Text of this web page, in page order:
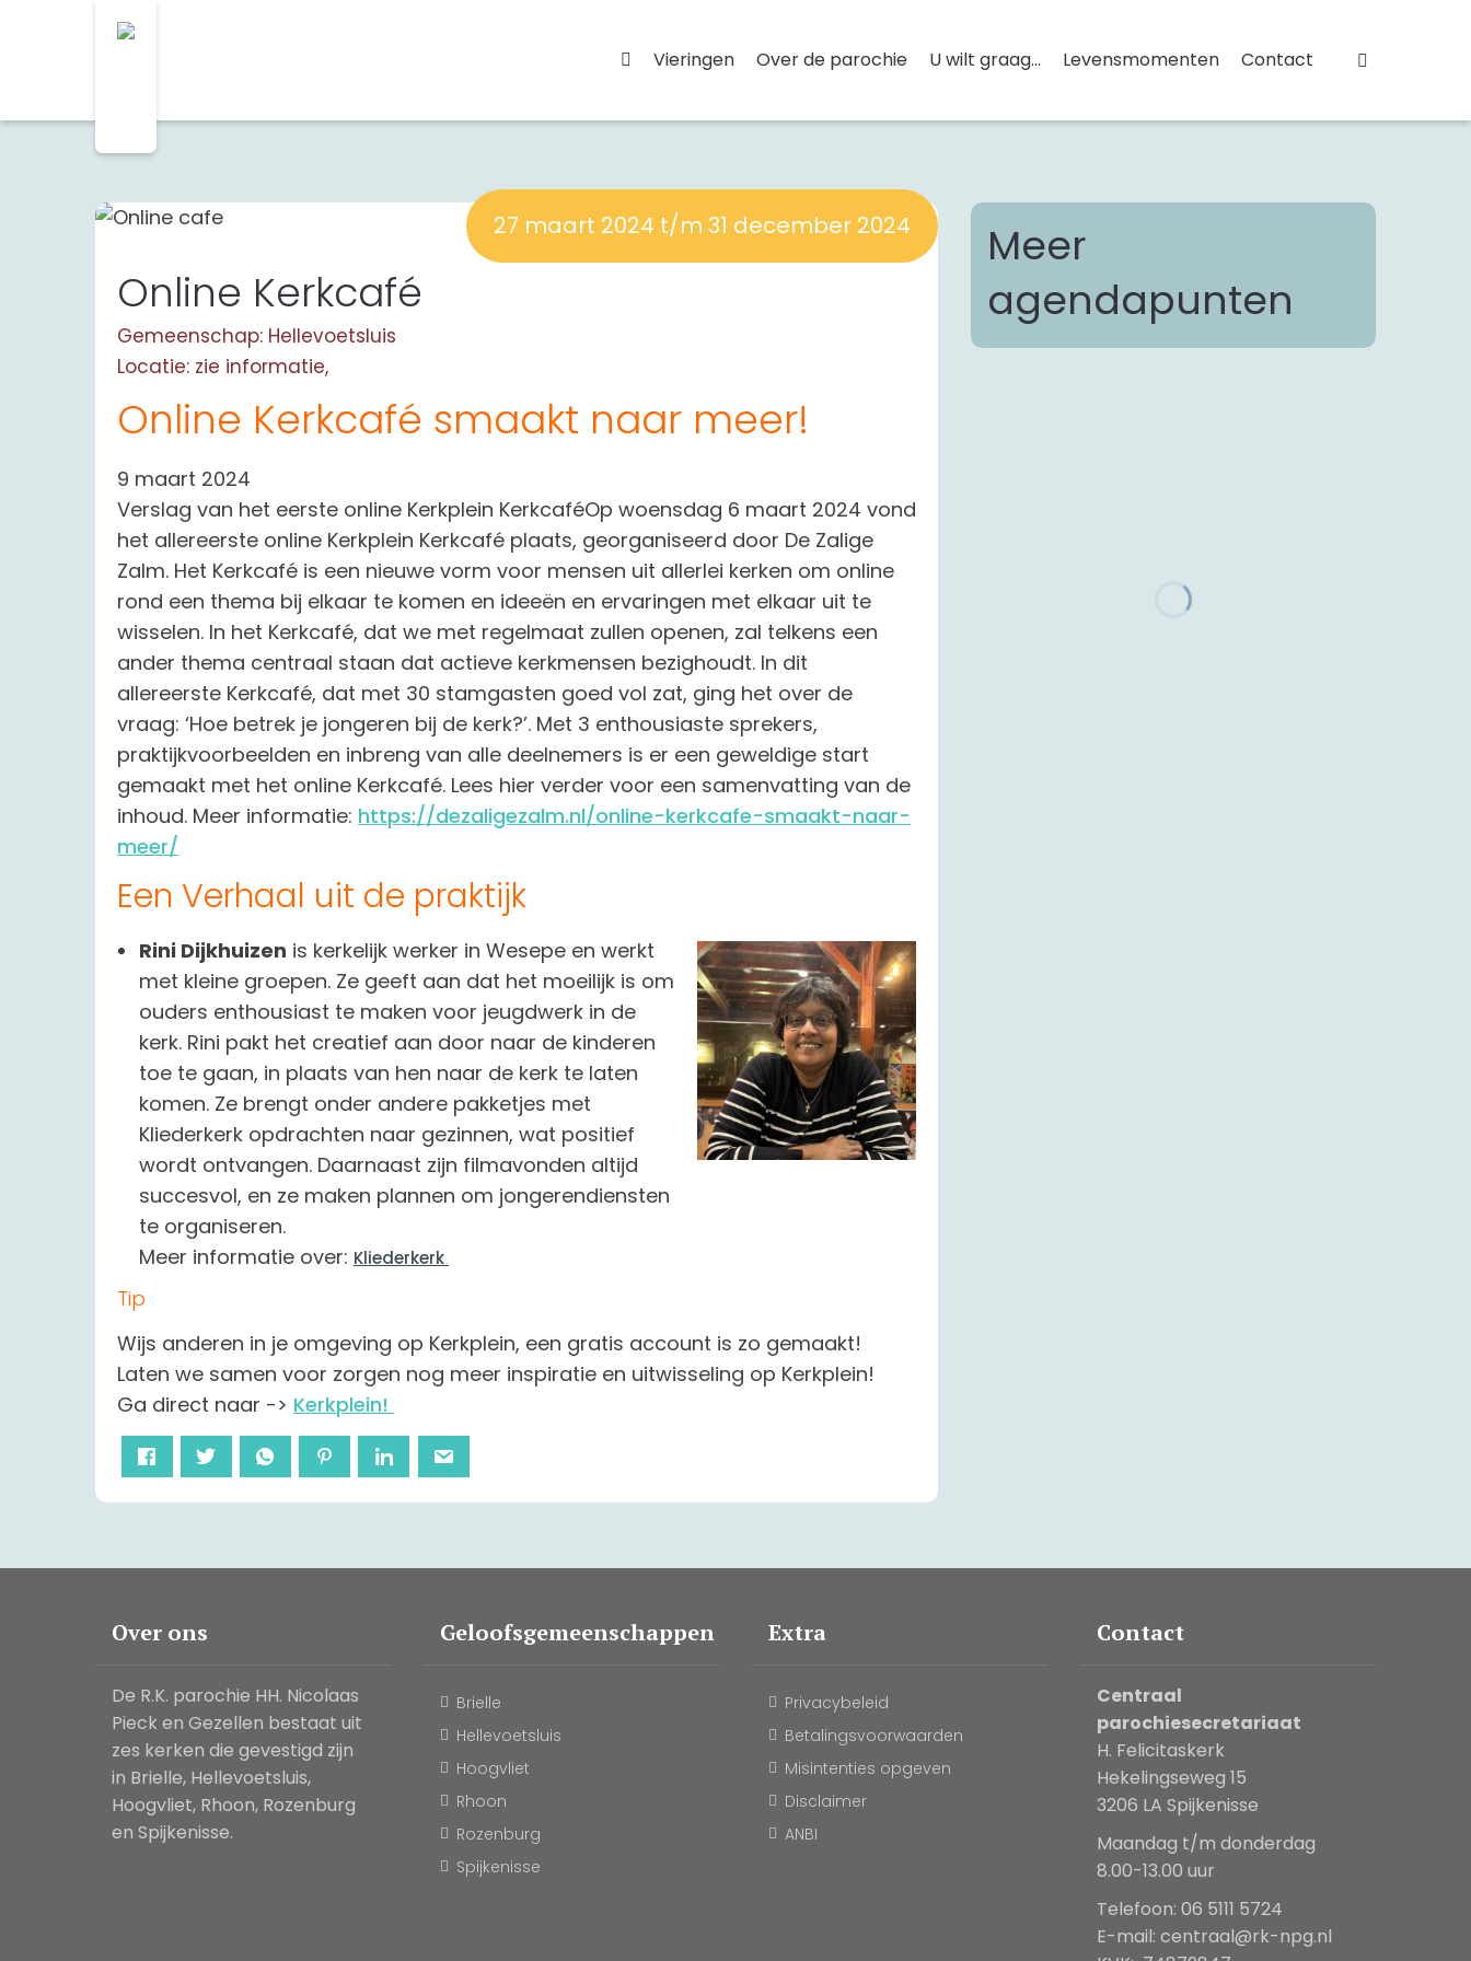
Vieringen Over de parochie U wilt graag... Levensmomenten Contact
27 maart 2024 t/m 31 december 2024
Online Kerkcafé
Gemeenschap: Hellevoetsluis
Locatie: zie informatie,
Online Kerkcafé smaakt naar meer!
9 maart 2024
Verslag van het eerste online Kerkplein KerkcaféOp woensdag 6 maart 2024 vond
het allereerste online Kerkplein Kerkcafé plaats, georganiseerd door De Zalige
Zalm. Het Kerkcafé is een nieuwe vorm voor mensen uit allerlei kerken om online
rond een thema bij elkaar te komen en ideeën en ervaringen met elkaar uit te
wisselen. In het Kerkcafé, dat we met regelmaat zullen openen, zal telkens een
ander thema centraal staan dat actieve kerkmensen bezighoudt. In dit
allereerste Kerkcafé, dat met 30 stamgasten goed vol zat, ging het over de
vraag: ‘Hoe betrek je jongeren bij de kerk?’. Met 3 enthousiaste sprekers,
praktijkvoorbeelden en inbreng van alle deelnemers is er een geweldige start
gemaakt met het online Kerkcafé. Lees hier verder voor een samenvatting van de
inhoud. Meer informatie: https://dezaligezalm.nl/online-kerkcafe-smaakt-naar-
meer/
Een Verhaal uit de praktijk
Rini Dijkhuizen is kerkelijk werker in Wesepe en werkt
met kleine groepen. Ze geeft aan dat het moeilijk is om
ouders enthousiast te maken voor jeugdwerk in de
kerk. Rini pakt het creatief aan door naar de kinderen
toe te gaan, in plaats van hen naar de kerk te laten
komen. Ze brengt onder andere pakketjes met
Kliederkerk opdrachten naar gezinnen, wat positief
wordt ontvangen. Daarnaast zijn filmavonden altijd
succesvol, en ze maken plannen om jongerendiensten
te organiseren.
Meer informatie over: Kliederkerk
Tip
Wijs anderen in je omgeving op Kerkplein, een gratis account is zo gemaakt!
Laten we samen voor zorgen nog meer inspiratie en uitwisseling op Kerkplein!
Ga direct naar -> Kerkplein!
Meer
agendapunten
Over ons
De R.K. parochie HH. Nicolaas
Pieck en Gezellen bestaat uit
zes kerken die gevestigd zijn
in Brielle, Hellevoetsluis,
Hoogvliet, Rhoon, Rozenburg
en Spijkenisse.
Geloofsgemeenschappen
Brielle
Hellevoetsluis
Hoogvliet
Rhoon
Rozenburg
Spijkenisse
Extra
Privacybeleid
Betalingsvoorwaarden
Misintenties opgeven
Disclaimer
ANBI
Contact
Centraal
parochiesecretariaat
H. Felicitaskerk
Hekelingseweg 15
3206 LA Spijkenisse
Maandag t/m donderdag
8.00-13.00 uur
Telefoon: 06 5111 5724
E-mail: centraal@rk-npg.nl